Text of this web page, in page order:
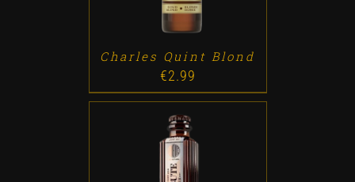
Charles Quint Blond
€2.99